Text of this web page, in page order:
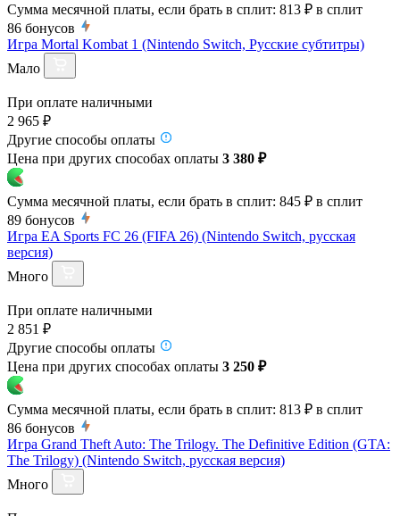
Сумма месячной платы, если брать в сплит: 813 ₽ в сплит
86 бонусов
Игра Mortal Kombat 1 (Nintendo Switch, Русские субтитры)
Мало
При оплате наличными
2 965 ₽
Другие способы оплаты
Цена при других способах оплаты 3 380 ₽
Сумма месячной платы, если брать в сплит: 845 ₽ в сплит
89 бонусов
Игра EA Sports FC 26 (FIFA 26) (Nintendo Switch, русская
версия)
Много
При оплате наличными
2 851 ₽
Другие способы оплаты
Цена при других способах оплаты 3 250 ₽
Сумма месячной платы, если брать в сплит: 813 ₽ в сплит
86 бонусов
Игра Grand Theft Auto: The Trilogy. The Definitive Edition (GTA:
The Trilogy) (Nintendo Switch, русская версия)
Много